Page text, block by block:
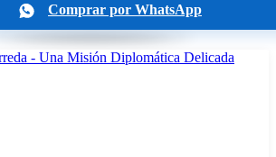
Comprar por WhatsApp